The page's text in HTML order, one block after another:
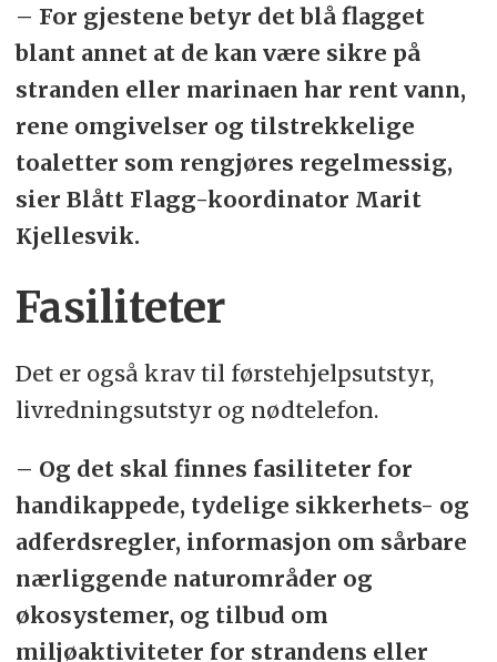
– For gjestene betyr det blå flagget
blant annet at de kan være sikre på
stranden eller marinaen har rent vann,
rene omgivelser og tilstrekkelige
toaletter som rengjøres regelmessig,
sier Blått Flagg-koordinator Marit
Kjellesvik.
Fasiliteter
Det er også krav til førstehjelpsutstyr,
livredningsutstyr og nødtelefon.
– Og det skal finnes fasiliteter for
handikappede, tydelige sikkerhets- og
adferdsregler, informasjon om sårbare
nærliggende naturområder og
økosystemer, og tilbud om
miljøaktiviteter for strandens eller